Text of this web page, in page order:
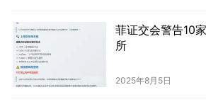
菲证交会警告10
所
2025年8月5日